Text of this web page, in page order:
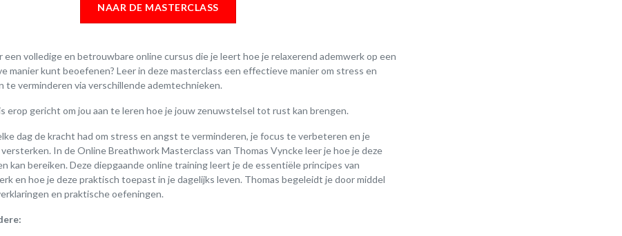
NAAR DE MASTERCLASS
een volledige en betrouwbare online cursus die je leert hoe je relaxerend ademwerk op een
manier kunt beoefenen? Leer in deze masterclass een effectieve manier om stress en
te verminderen via verschillende ademtechnieken.
erop gericht om jou aan te leren hoe je jouw zenuwstelsel tot rust kan brengen.
dag de kracht had om stress en angst te verminderen, je focus te verbeteren en je
In de Online Breathwork Masterclass van Thomas Vyncke leer je hoe je deze
kan bereiken. Deze diepgaande online training leert je de essentiële principes van
en hoe je deze praktisch toepast in je dagelijks leven. Thomas begeleidt je door middel
en praktische oefeningen.